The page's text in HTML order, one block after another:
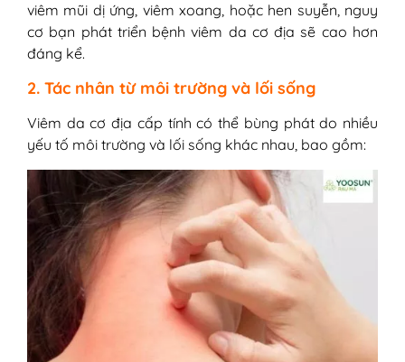
viêm mũi dị ứng, viêm xoang, hoặc hen suyễn, nguy
cơ bạn phát triển bệnh viêm da cơ địa sẽ cao hơn
đáng kể.
2. Tác nhân từ môi trường và lối sống
Viêm da cơ địa cấp tính có thể bùng phát do nhiều
yếu tố môi trường và lối sống khác nhau, bao gồm: